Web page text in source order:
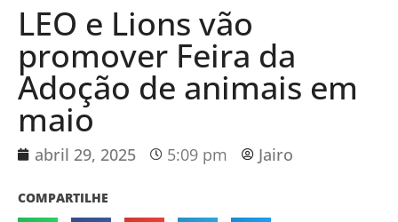
LEO e Lions vão
promover Feira da
Adoção de animais em
maio
abril 29, 2025 5:09 pm Jairo
COMPARTILHE